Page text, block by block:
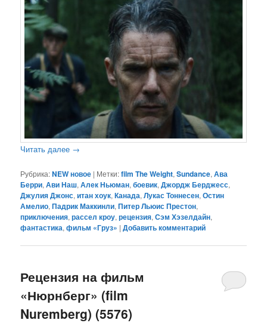
Читать далее →
Рубрика:NEW новое | Метки:film The Weight,Sundance,Ава
Берри,Ави Наш,Алек Ньюман,боевик,Джордж Берджесс,
Джулия Джонс,итан хоук,Канада,Лукас Тоннесен,Остин
Амелио,Падрик Маккинли,Питер Льюис Престон,
приключения,рассел кроу,рецензия,Сэм Хэзелдайн,
фантастика,фильм «Груз» |Добавить комментарий
Рецензия на фильм
«Нюрнберг» (film
Nuremberg) (5576)